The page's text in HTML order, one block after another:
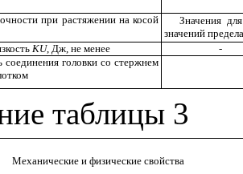
при растяжении на косой
Значения
значений
KU, Дж, не менее
-
соединения головки со стержнем
таблицы3
Механические и физические свойства